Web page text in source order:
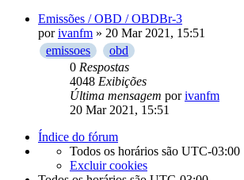
Emissões / OBD / OBDBr-3
porivanfm » 20 Mar 2021, 15:51
emissoes
obd
0 Respostas
4048 Exibições
Última mensagem porivanfm
20 Mar 2021, 15:51
Índice do fórum
Todos os horários são UTC-03:00
Excluir cookies